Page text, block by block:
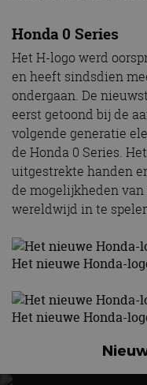
Honda 0 Series
Het H-logo werd
en heeft sindsdien
ondergaan. De
eerst getoond bij de
volgende generatie
de Honda 0 Series.
uitgestrekte handen
de mogelijkheden
wereldwijd in te
Het nieuwe Honda-
Het nieuwe Honda-